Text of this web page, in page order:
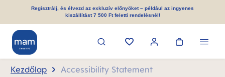
Regisztrálj, és élvezd az exkluzív előnyöket – például az ingyenes
kiszállítást 7 500 Ft feletti rendelésnél!
Kezdőlap Accessibility Statement